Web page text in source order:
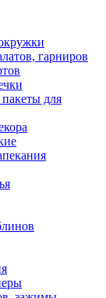
гарниров
для